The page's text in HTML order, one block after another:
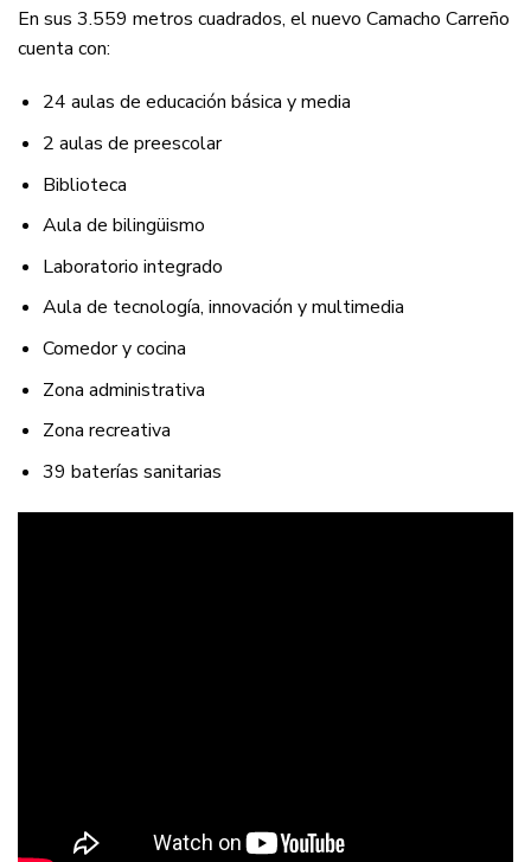
En sus 3.559 metros cuadrados, el nuevo Camacho Carreño
cuenta con:
24 aulas de educación básica y media
2 aulas de preescolar
Biblioteca
Aula de bilingüismo
Laboratorio integrado
Aula de tecnología, innovación y multimedia
Comedor y cocina
Zona administrativa
Zona recreativa
39 baterías sanitarias